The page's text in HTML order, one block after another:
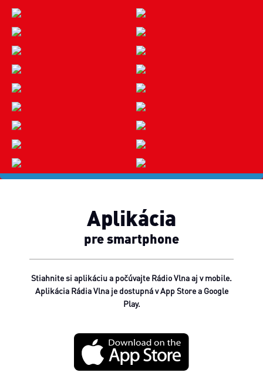
Aplikácia
pre smartphone
Stiahnite si aplikáciu a počúvajte Rádio Vlna aj v mobile.
Aplikácia Rádia Vlna je dostupná v App Store a Google
Play.